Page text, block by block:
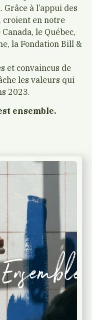
à l’appui des
croient en notre
le Québec,
la Fondation Bill &
et convaincus de
les valeurs qui
2023.
ensemble.